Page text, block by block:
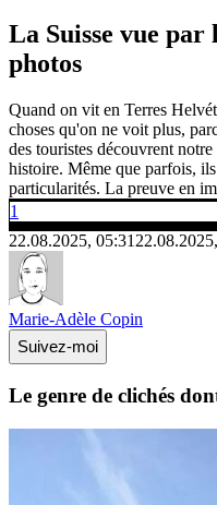
La Suisse vue par
photos
Quand on vit en Terres
choses qu'on ne voit plus,
des touristes découvrent
histoire. Même que parfois,
particularités. La preuve en
1
22.08.2025, 05:31
Marie-Adèle Copin
Suivez-moi
Le genre de clichés